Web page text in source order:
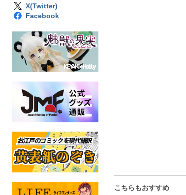
X(Twitter)
Facebook
肉達磨ステッカー01
ケモノ
全年齢
ドラゴンカーセックスス
テッカー03
こちらもおすすめ